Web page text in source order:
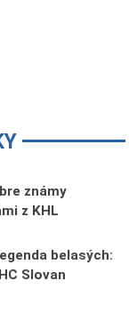
známy
z KHL
belasých:
Slovan